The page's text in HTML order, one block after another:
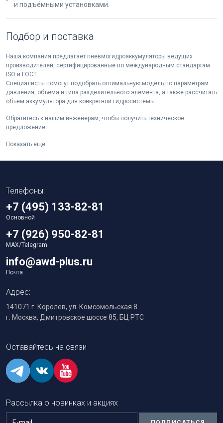
и подъёмными установками.
Подбор и поставка
Наша компания предлагает пневмогидроаккумуляторы ведущих
производителей, сертифицированные по международным стандартам
ISO и ГОСТ.
Специалисты помогут подобрать оптимальную модель по параметрам
давления, объёма и типа разделительного элемента, а также рассчитать
объём аккумулятора для конкретной гидросистемы.
Обратитесь к нашим инженерам, чтобы получить техническое
предложение.
Показать ещё
Телефоны:
+7 (495) 133-82-81
Основной
+7 (926) 950-82-81
MAX/Telegram
info@awd-plus.ru
Почта
Адрес:
141071 г. Королев, ул. Комсомольская 8
г. Москва, Дмитровское шоссе 85, БЦ РТС
Оставайтесь на связи
Рассылка о новинках и акциях